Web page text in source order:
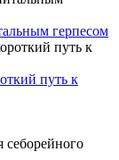
герпесом
путь к